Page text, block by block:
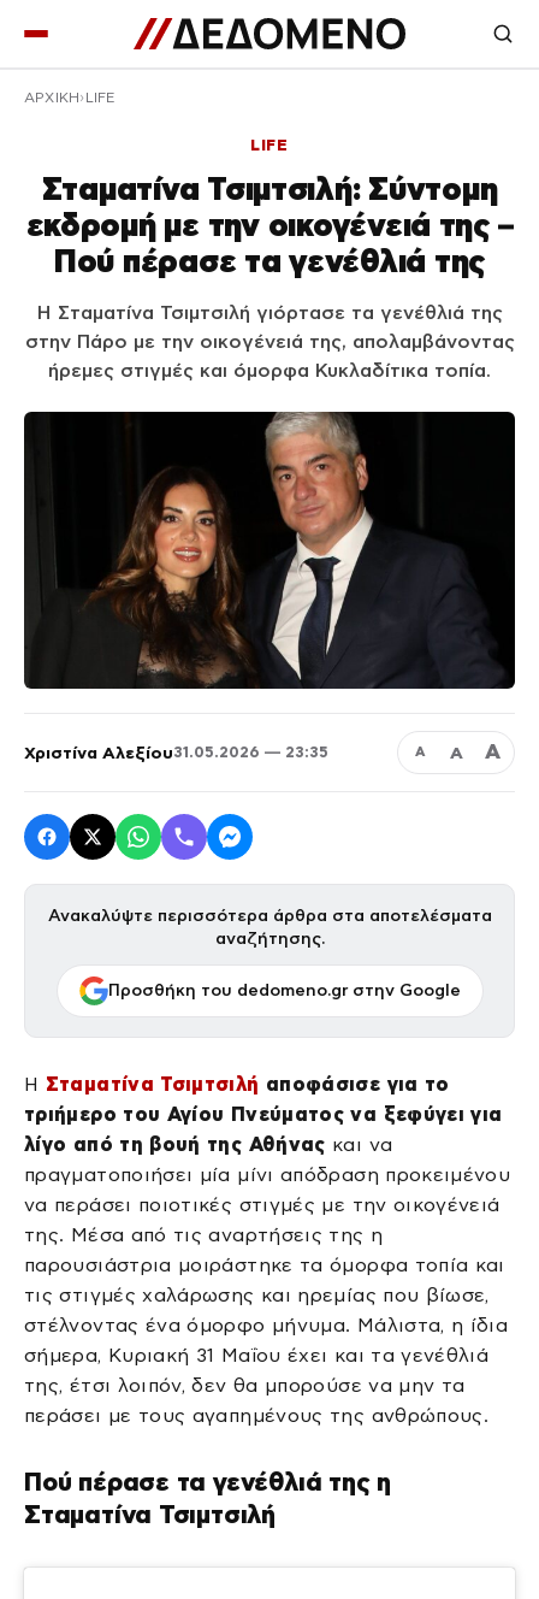
ΑΡΧΙΚΉ LIFE
LIFE
Σταματίνα Τσιμτσιλή: Σύντομη
εκδρομή με την οικογένειά της –
Πού πέρασε τα γενέθλιά της
Η Σταματίνα Τσιμτσιλή γιόρτασε τα γενέθλιά της
στην Πάρο με την οικογένειά της, απολαμβάνοντας
ήρεμες στιγμές και όμορφα Κυκλαδίτικα τοπία.
Χριστίνα Αλεξίου31.05.2026 — 23:35 Α Α Α
Ανακαλύψτε περισσότερα άρθρα στα αποτελέσματα
αναζήτησης.
Προσθήκη του dedomeno.gr στην Google
Η Σταματίνα Τσιμτσιλή αποφάσισε για το
τριήμερο του Αγίου Πνεύματος να ξεφύγει για
λίγο από τη βουή της Αθήνας και να
πραγματοποιήσει μία μίνι απόδραση προκειμένου
να περάσει ποιοτικές στιγμές με την οικογένειά
της. Μέσα από τις αναρτήσεις της η
παρουσιάστρια μοιράστηκε τα όμορφα τοπία και
τις στιγμές χαλάρωσης και ηρεμίας που βίωσε,
στέλνοντας ένα όμορφο μήνυμα. Μάλιστα, η ίδια
σήμερα, Κυριακή 31 Μαΐου έχει και τα γενέθλιά
της, έτσι λοιπόν, δεν θα μπορούσε να μην τα
περάσει με τους αγαπημένους της ανθρώπους.
Πού πέρασε τα γενέθλιά της η
Σταματίνα Τσιμτσιλή